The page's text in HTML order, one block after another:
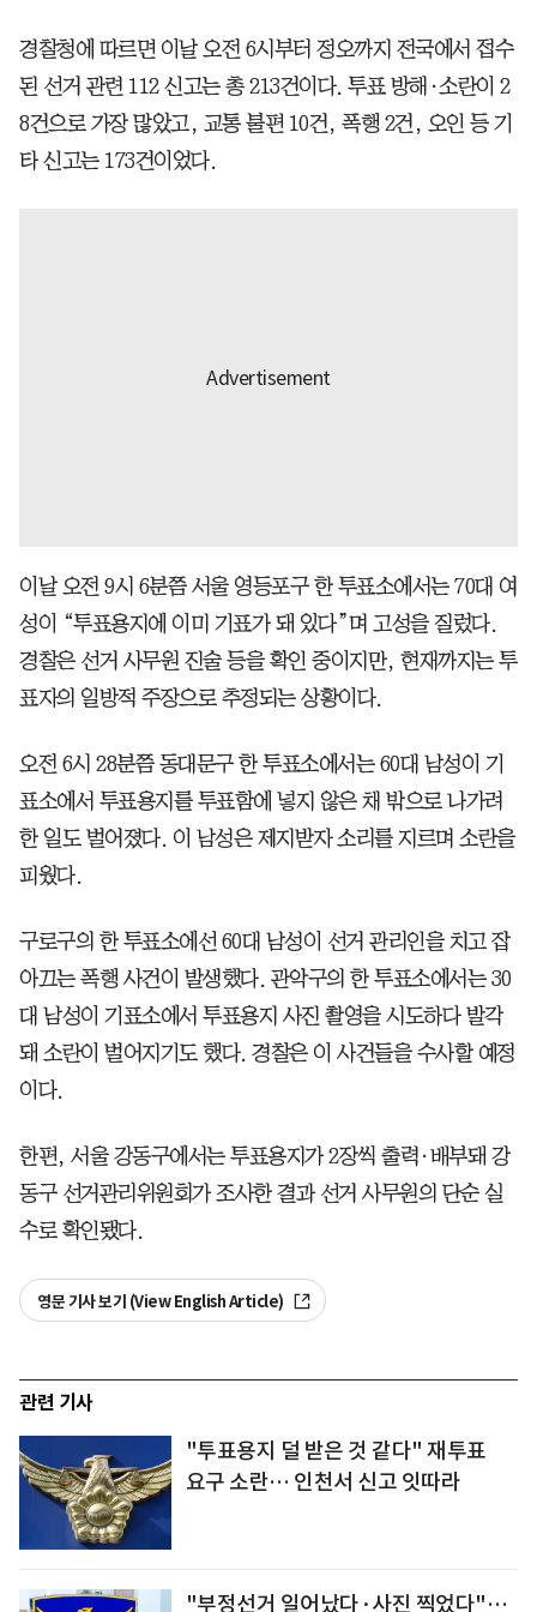
경찰청에 따르면 이날 오전 6시부터 정오까지 전국에서 접수
된 선거 관련 112 신고는 총 213건이다. 투표 방해·소란이 2
8건으로 가장 많았고, 교통 불편 10건, 폭행 2건, 오인 등 기
타 신고는 173건이었다.
이날 오전 9시 6분쯤 서울 영등포구 한 투표소에서는 70대 여
성이 “투표용지에 이미 기표가 돼 있다”며 고성을 질렀다.
경찰은 선거 사무원 진술 등을 확인 중이지만, 현재까지는 투
표자의 일방적 주장으로 추정되는 상황이다.
오전 6시 28분쯤 동대문구 한 투표소에서는 60대 남성이 기
표소에서 투표용지를 투표함에 넣지 않은 채 밖으로 나가려
한 일도 벌어졌다. 이 남성은 제지받자 소리를 지르며 소란을
피웠다.
구로구의 한 투표소에선 60대 남성이 선거 관리인을 치고 잡
아끄는 폭행 사건이 발생했다. 관악구의 한 투표소에서는 30
대 남성이 기표소에서 투표용지 사진 촬영을 시도하다 발각
돼 소란이 벌어지기도 했다. 경찰은 이 사건들을 수사할 예정
이다.
한편, 서울 강동구에서는 투표용지가 2장씩 출력·배부돼 강
동구 선거관리위원회가 조사한 결과 선거 사무원의 단순 실
수로 확인됐다.
영문 기사 보기 (View English Article)
관련 기사
"투표용지 덜 받은 것 같다" 재투표
요구 소란… 인천서 신고 잇따라
"부정선거 일어났다·사진 찍었다"…